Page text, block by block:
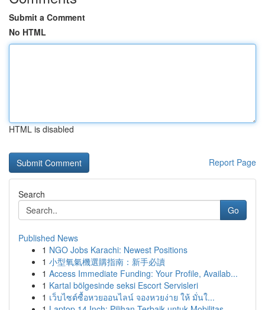
Submit a Comment
No HTML
HTML is disabled
Report Page
Search
Go
Published News
1 NGO Jobs Karachi: Newest Positions
1 小型氧氣機選購指南：新手必讀
1 Access Immediate Funding: Your Profile, Availab...
1 Kartal bölgesinde seksi Escort Servisleri
1 เว็บไซต์ซื้อหวยออนไลน์ จองหวยง่าย ให้ มั่นใ...